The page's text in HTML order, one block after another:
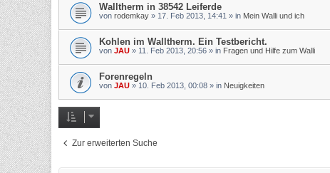
Walltherm in 38542 Leiferde
von rodemkay » 17. Feb 2013, 14:41 » in Mein Walli und ich
Kohlen im Walltherm. Ein Testbericht.
von JAU » 11. Feb 2013, 20:56 » in Fragen und Hilfe zum Walli
Forenregeln
von JAU » 10. Feb 2013, 00:08 » in Neuigkeiten
Zur erweiterten Suche